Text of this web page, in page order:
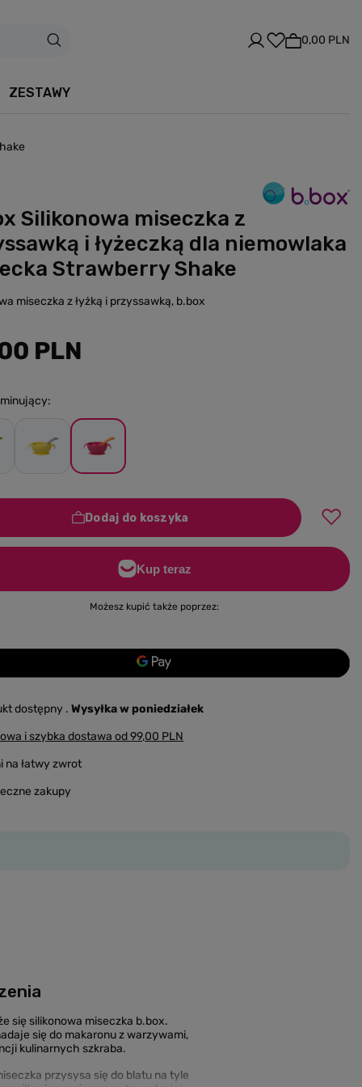
ZESTAWY
0,00 PLN
Silikonowa miseczka z
i łyżeczką dla niemowlaka
Strawberry Shake
miseczka z łyżką i przyssawką, b.box
PLN
Dodaj do koszyka
Możesz kupić także poprzez:
dostępny Wysyłkaw poniedziałek
i szybka dostawa od99,00 PLN
na łatwy zwrot
zakupy
się silikonowa miseczka b.box.
się do makaronu z warzywami,
kulinarnych szkraba.
przysysa się do blatu na tyle